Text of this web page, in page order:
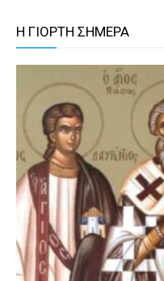
Η ΓΙΟΡΤΗ ΣΗΜΕΡΑ